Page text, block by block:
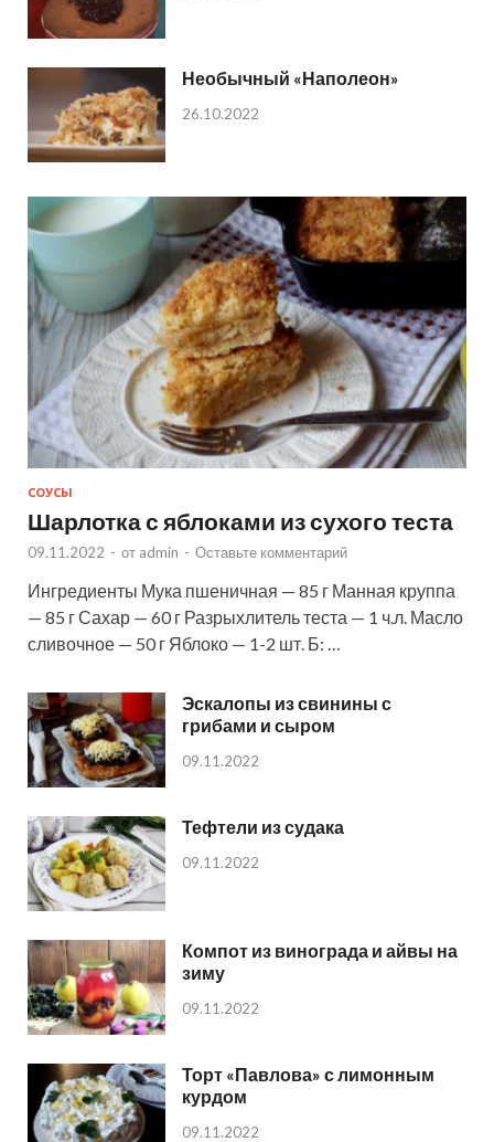
Необычный «Наполеон»
26.10.2022
СОУСЫ
Шарлотка с яблоками из сухого теста
09.11.2022 - от admin - Оставьте комментарий
Ингредиенты Мука пшеничная — 85 г Манная круппа
— 85 г Сахар — 60 г Разрыхлитель теста — 1 ч.л. Масло
сливочное — 50 г Яблоко — 1-2 шт. Б: …
Эскалопы из свинины с
грибами и сыром
09.11.2022
Тефтели из судака
09.11.2022
Компот из винограда и айвы на
зиму
09.11.2022
Торт «Павлова» с лимонным
курдом
09.11.2022